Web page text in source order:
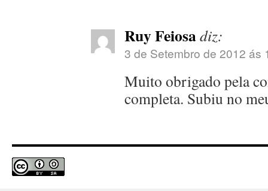
Ruy Feiosadiz:
3 de Setembro de 2012 ás
Muito obrigado pela
completa. Subiu no